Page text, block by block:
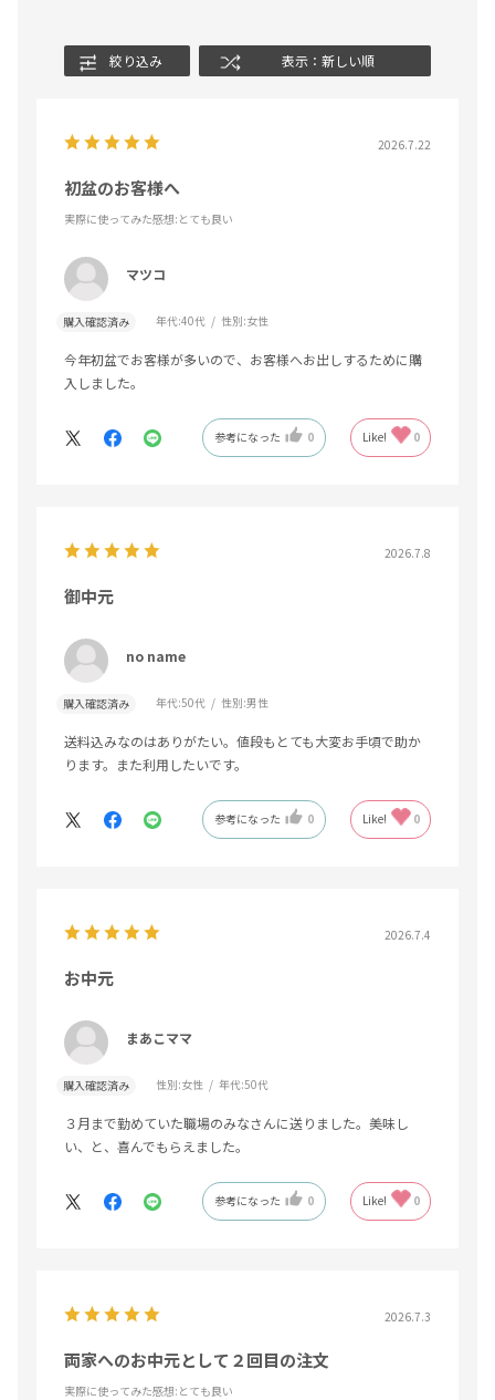
絞り込み 表示：新しい順
2026.7.22
初盆のお客様へ
実際に使ってみた感想:とても良い
マツコ
購入確認済み 年代:40代 性別:女性
今年初盆でお客様が多いので、お客様へお出しするために購
入しました。
参考になった 0 Like! 0
2026.7.8
御中元
no name
購入確認済み 年代:50代 性別:男性
送料込みなのはありがたい。値段もとても大変お手頃で助か
ります。また利用したいです。
参考になった 0 Like! 0
2026.7.4
お中元
まあこママ
購入確認済み 性別:女性 年代:50代
３月まで勤めていた職場のみなさんに送りました。美味し
い、と、喜んでもらえました。
参考になった 0 Like! 0
2026.7.3
両家へのお中元として２回目の注文
実際に使ってみた感想:とても良い